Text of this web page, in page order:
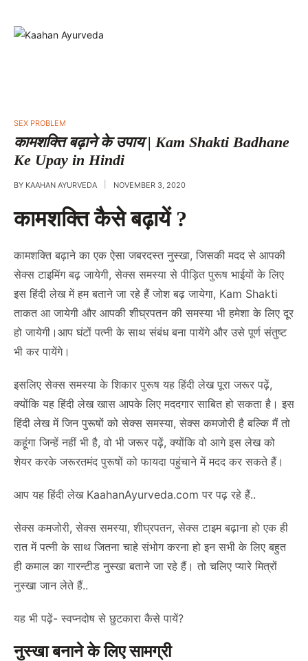
POSTED
IN
SEX PROBLEM
कामशक्ति बढ़ाने के उपाय | Kam Shakti Badhane
Ke Upay in Hindi
BY KAAHAN AYURVEDA NOVEMBER 3, 2020
कामशक्ति कैसे बढ़ायें ?
कामशक्ति बढ़ाने का एक ऐसा जबरदस्त नुस्खा, जिसकी मदद से आपकी
सेक्स टाइमिंग बढ़ जायेगी, सेक्स समस्या से पीड़ित पुरूष भाईयों के लिए
इस हिंदी लेख में हम बताने जा रहे हैं जोश बढ़ जायेगा, Kam Shakti
ताकत आ जायेगी और आपकी शीघ्रपतन की समस्या भी हमेशा के लिए दूर
हो जायेगी।आप घंटों पत्नी के साथ संबंध बना पायेंगे और उसे पूर्ण संतुष्ट
भी कर पायेंगे।
इसलिए सेक्स समस्या के शिकार पुरूष यह हिंदी लेख पूरा जरूर पढ़ें,
क्योंकि यह हिंदी लेख खास आपके लिए मददगार साबित हो सकता है। इस
हिंदी लेख में जिन पुरूषों को सेक्स समस्या, सेक्स कमजोरी है बल्कि मैं तो
कहूंगा जिन्हें नहीं भी है, वो भी जरूर पढ़ें, क्योंकि वो आगे इस लेख को
शेयर करके जरूरतमंद पुरूषों को फायदा पहुंचाने में मदद कर सकते हैं।
आप यह हिंदी लेख KaahanAyurveda.com पर पढ़ रहे हैं..
सेक्स कमजोरी, सेक्स समस्या, शीघ्रपतन, सेक्स टाइम बढ़ाना हो एक ही
रात में पत्नी के साथ जितना चाहे संभोग करना हो इन सभी के लिए बहुत
ही कमाल का गारन्टीड नुस्खा बताने जा रहे हैं। तो चलिए प्यारे मित्रों
नुस्खा जान लेते हैं..
यह भी पढ़ें- स्वप्नदोष से छुटकारा कैसे पायें?
नुस्खा बनाने के लिए सामग्री